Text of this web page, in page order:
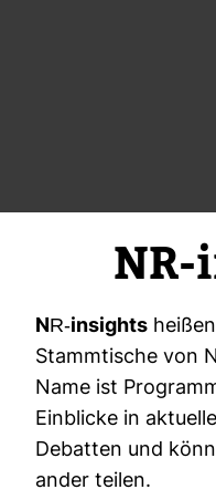
NR-​insights
Stamm­ti­sche von
Name ist
Ein­blicke in
Debatten und
ander teilen.